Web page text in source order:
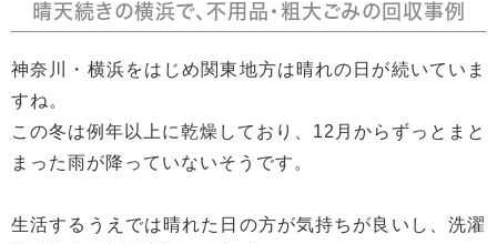
晴天続きの横浜で、不用品・粗大ごみの回収事例
神奈川・横浜をはじめ関東地方は晴れの日が続いていま
すね。
この冬は例年以上に乾燥しており、12月からずっとまと
まった雨が降っていないそうです。
生活するうえでは晴れた日の方が気持ちが良いし、洗濯